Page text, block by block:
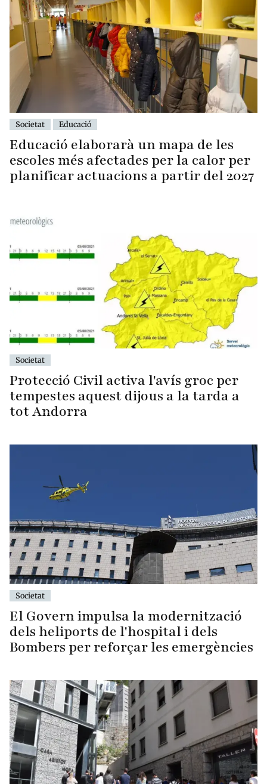
Societat Educació
Educació elaborarà un mapa de les
escoles més afectades per la calor per
planificar actuacions a partir del 2027
Societat
Protecció Civil activa l'avís groc per
tempestes aquest dijous a la tarda a
tot Andorra
Societat
El Govern impulsa la modernització
dels heliports de l'hospital i dels
Bombers per reforçar les emergències